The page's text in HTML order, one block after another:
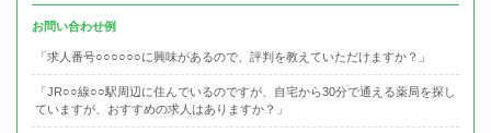
お問い合わせ例
「求人番号○○○○○○に興味があるので、評判を教えていただけますか？」
「JR○○線○○駅周辺に住んでいるのですが、自宅から30分で通える薬局を探し
ていますが、おすすめの求人はありますか？」